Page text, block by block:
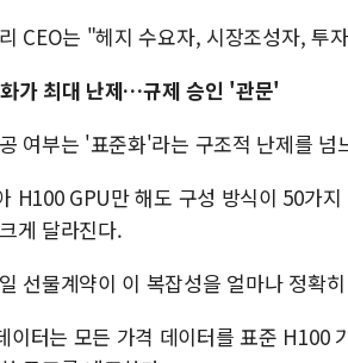
CEO는 "헤지 수요자, 시장조성자, 투
가 최대 난제…규제 승인 '관문'
여부는 '표준화'라는 구조적 난제를 넘
H100 GPU만 해도 구성 방식이 50가
게 달라진다.
선물계약이 이 복잡성을 얼마나 정확
이터는 모든 가격 데이터를 표준 H100